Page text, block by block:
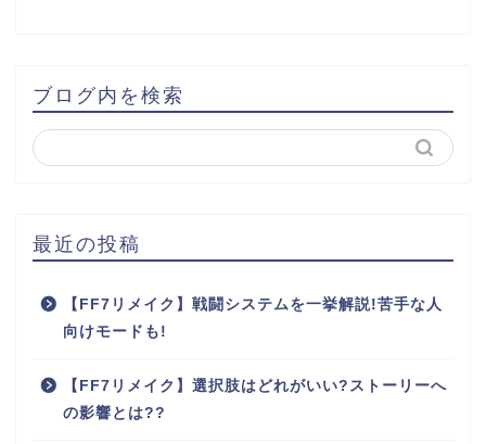
ブログ内を検索
最近の投稿
【FF7リメイク】戦闘システムを一挙解説!苦手な人
向けモードも!
【FF7リメイク】選択肢はどれがいい?ストーリーへ
の影響とは??